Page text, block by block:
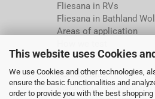
This website uses Cookies
We use Cookies and other technologies,
ensure the basic functionalities and
order to provide you with the best
Fliesana in RVs
Fliesana in Bathland
Areas of application
More about...
Installation instructions